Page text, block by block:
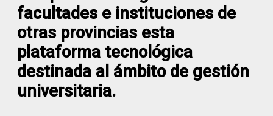
facultades e instituciones de
otras provincias esta
plataforma tecnológica
destinada al ámbito de gestión
universitaria.